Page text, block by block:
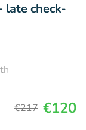
late check-
€217 €120